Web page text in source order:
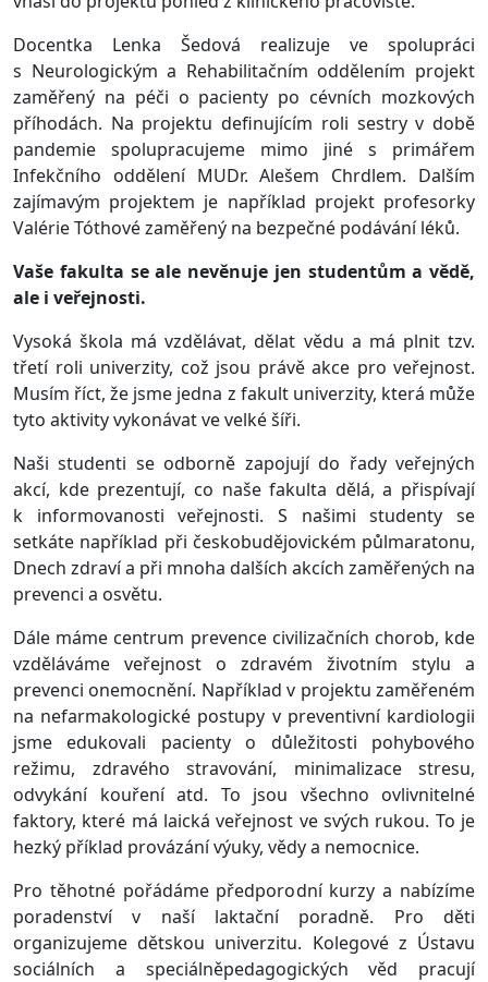
Docentka Lenka Šedová realizuje ve spolupráci
s Neurologickým a Rehabilitačním oddělením projekt
zaměřený na péči o pacienty po cévních mozkových
příhodách. Na projektu definujícím roli sestry v době
pandemie spolupracujeme mimo jiné s primářem
Infekčního oddělení MUDr. Alešem Chrdlem. Dalším
zajímavým projektem je například projekt profesorky
Valérie Tóthové zaměřený na bezpečné podávání léků.
Vaše fakulta se ale nevěnuje jen studentům a vědě,
ale i veřejnosti.
Vysoká škola má vzdělávat, dělat vědu a má plnit tzv.
třetí roli univerzity, což jsou právě akce pro veřejnost.
Musím říct, že jsme jedna z fakult univerzity, která může
tyto aktivity vykonávat ve velké šíři.
Naši studenti se odborně zapojují do řady veřejných
akcí, kde prezentují, co naše fakulta dělá, a přispívají
k informovanosti veřejnosti. S našimi studenty se
setkáte například při českobudějovickém půlmaratonu,
Dnech zdraví a při mnoha dalších akcích zaměřených na
prevenci a osvětu.
Dále máme centrum prevence civilizačních chorob, kde
vzděláváme veřejnost o zdravém životním stylu a
prevenci onemocnění. Například v projektu zaměřeném
na nefarmakologické postupy v preventivní kardiologii
jsme edukovali pacienty o důležitosti pohybového
režimu, zdravého stravování, minimalizace stresu,
odvykání kouření atd. To jsou všechno ovlivnitelné
faktory, které má laická veřejnost ve svých rukou. To je
hezký příklad provázání výuky, vědy a nemocnice.
Pro těhotné pořádáme předporodní kurzy a nabízíme
poradenství v naší laktační poradně. Pro děti
organizujeme dětskou univerzitu. Kolegové z Ústavu
sociálních a speciálněpedagogických věd pracují